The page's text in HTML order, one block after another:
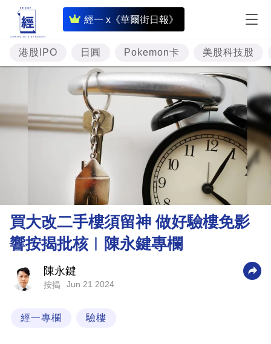
經一 x《華爾街日報》
即
時
財
經
專
題
投
樓
市
理
財
商
科
港股IPO 日圓 Pokemon卡 美股科技股
買大改二手樓須留神 做好驗樓免影
響按揭批核︳陳永鍵專欄
陳永鍵
按揭 Jun 21 2024
經一專欄 驗樓